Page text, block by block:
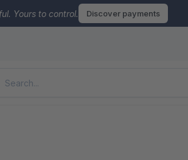
Yours to control. Discover payments